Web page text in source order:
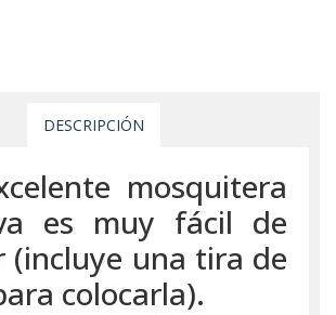
DESCRIPCIÓN
mosquitera
es muy fácil de
(incluye una tira de
colocarla).